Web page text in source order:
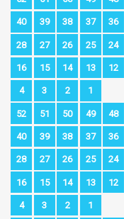
40 39 38 37 36
28 27 26 25 24
16 15 14 13 12
4 3 2 1
52 51 50 49 48
40 39 38 37 36
28 27 26 25 24
16 15 14 13 12
4 3 2 1